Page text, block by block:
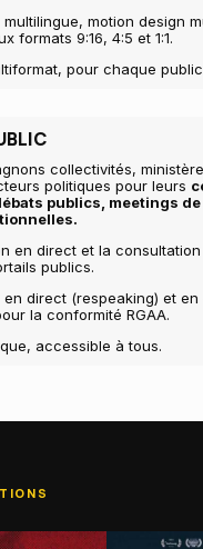
motion design
formats 9:16, 4:5 et 1:1.
pour chaque
collectivités,
politiques pour leurs
publics, meetings
en direct et la
publics.
en direct (respeaking) et en
la conformité RGAA.
accessible à tous.